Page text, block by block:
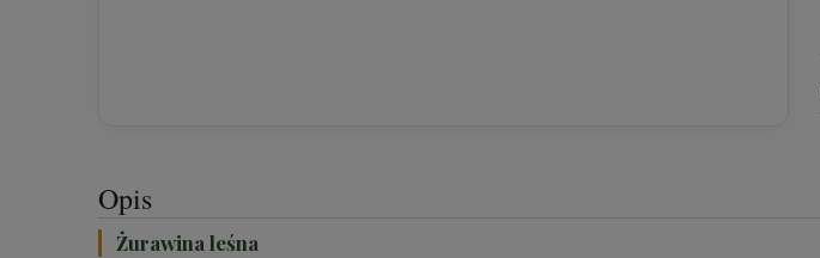
Opis
Żurawina leśna